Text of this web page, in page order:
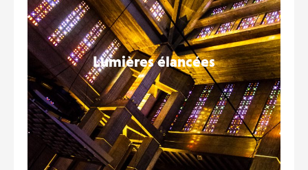
Lumières élancées